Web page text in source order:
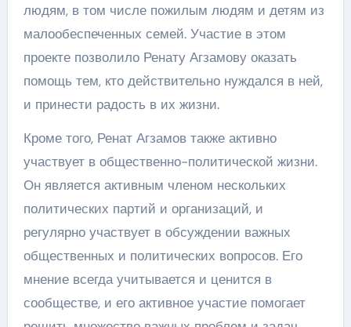
людям, в том числе пожилым людям и детям из
малообеспеченных семей. Участие в этом
проекте позволило Ренату Агзамову оказать
помощь тем, кто действительно нуждался в ней,
и принести радость в их жизни.
Кроме того, Ренат Агзамов также активно
участвует в общественно-политической жизни.
Он является активным членом нескольких
политических партий и организаций, и
регулярно участвует в обсуждении важных
общественных и политических вопросов. Его
мнение всегда учитывается и ценится в
сообществе, и его активное участие помогает